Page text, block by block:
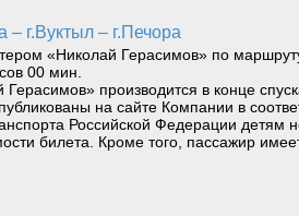
– г.Вуктыл – г.Печора
«Николай Герасимов» по
00 мин.
производится в конце
на сайте Компании в
Российской Федерации
билета. Кроме того, пассажир